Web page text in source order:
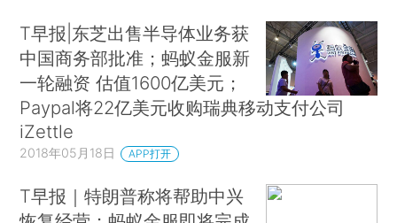
T早报|东芝出售半导体业务获
中国商务部批准；蚂蚁金服新
一轮融资 估值1600亿美元；
Paypal将22亿美元收购瑞典移动支付公司
iZettle
2018年05月18日 APP打开
T早报｜特朗普称将帮助中兴